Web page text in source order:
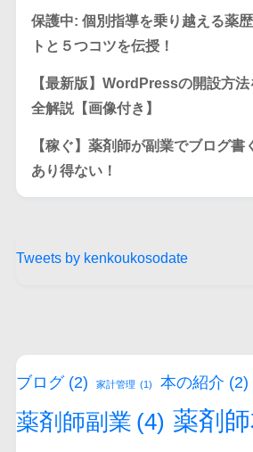
保護中: 個別指導を乗り越える薬
トと５つコツを伝授！
【最新版】WordPressの開設方
全解説【画像付き】
【稼ぐ】薬剤師が副業でブログ書
あり得ない！
Tweets by kenkoukosodate
ブログ (2) 家計管理 (1) 本の紹介 (2)
薬剤師副業 (4) 薬剤